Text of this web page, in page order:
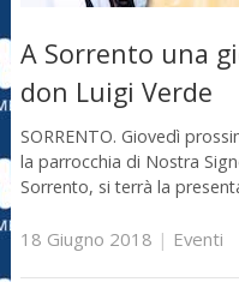
A Sorrento una
don Luigi Verde
SORRENTO. Giovedì
la parrocchia di Nostra
Sorrento, si terrà la
18 Giugno 2018 | Eventi